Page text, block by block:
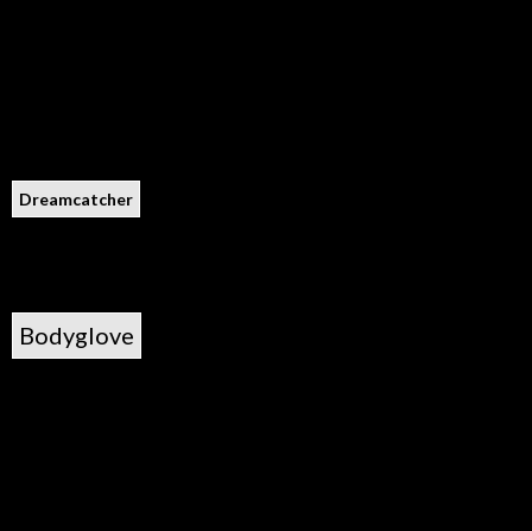
Dreamcatcher
Bodyglove